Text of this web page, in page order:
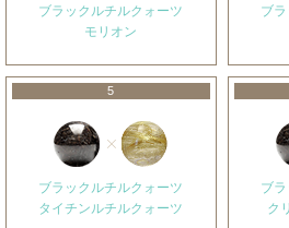
ブラックルチルクォーツ
モリオン
ブ
5
ブラックルチルクォーツ
タイチンルチルクォーツ
ブ
ク